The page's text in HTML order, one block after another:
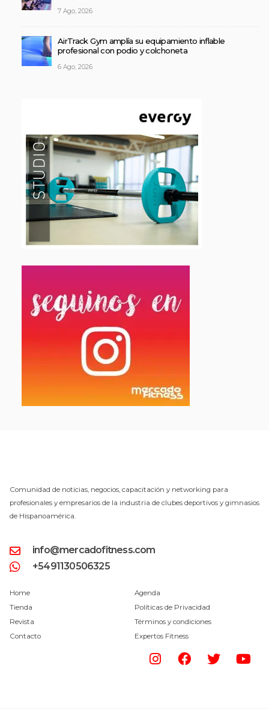
7 Ago, 2026
AirTrack Gym amplía su equipamiento inflable
profesional con podio y colchoneta
6 Ago, 2026
Comunidad de noticias, negocios, capacitación y networking para
profesionales y empresarios de la industria de clubes deportivos y gimnasios
de Hispanoamérica.
info@mercadofitness.com
+5491130506325
Home
Tienda
Revista
Contacto
Agenda
Políticas de Privacidad
Términos y condiciones
Expertos Fitness